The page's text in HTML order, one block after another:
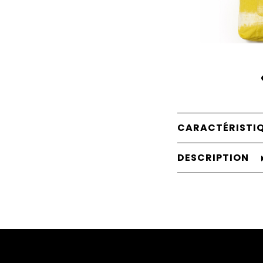
DESCRIPTION